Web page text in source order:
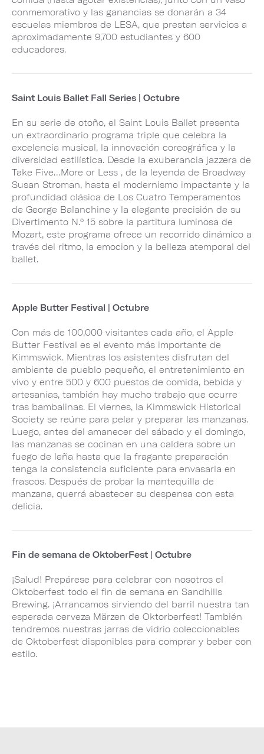
conmemorativo y las ganancias se donarán a 34
escuelas miembros de LESA, que prestan servicios a
aproximadamente 9,700 estudiantes y 600
educadores.
Saint Louis Ballet Fall Series | Octubre
En su serie de otoño, el Saint Louis Ballet presenta
un extraordinario programa triple que celebra la
excelencia musical, la innovación coreográfica y la
diversidad estilística. Desde la exuberancia jazzera de
Take Five…More or Less , de la leyenda de Broadway
Susan Stroman, hasta el modernismo impactante y la
profundidad clásica de Los Cuatro Temperamentos
de George Balanchine y la elegante precisión de su
Divertimento N.° 15 sobre la partitura luminosa de
Mozart, este programa ofrece un recorrido dinámico a
través del ritmo, la emocion y la belleza atemporal del
ballet.
Apple Butter Festival | Octubre
Con más de 100,000 visitantes cada año, el Apple
Butter Festival es el evento más importante de
Kimmswick. Mientras los asistentes disfrutan del
ambiente de pueblo pequeño, el entretenimiento en
vivo y entre 500 y 600 puestos de comida, bebida y
artesanías, también hay mucho trabajo que ocurre
tras bambalinas. El viernes, la Kimmswick Historical
Society se reúne para pelar y preparar las manzanas.
Luego, antes del amanecer del sábado y el domingo,
las manzanas se cocinan en una caldera sobre un
fuego de leña hasta que la fragante preparación
tenga la consistencia suficiente para envasarla en
frascos. Después de probar la mantequilla de
manzana, querrá abastecer su despensa con esta
delicia.
Fin de semana de OktoberFest | Octubre
¡Salud! Prepárese para celebrar con nosotros el
Oktoberfest todo el fin de semana en Sandhills
Brewing. ¡Arrancamos sirviendo del barril nuestra tan
esperada cerveza Märzen de Oktorberfest! También
tendremos nuestras jarras de vidrio coleccionables
de Oktoberfest disponibles para comprar y beber con
estilo.